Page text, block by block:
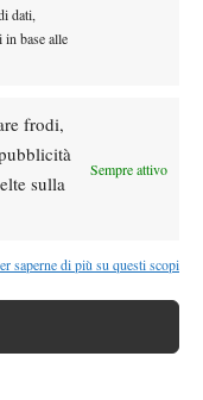
dati,
base alle
frodi,
sulla
Sempre attivo
saperne di più su questi scopi
2026: Darderi
2026: medical time